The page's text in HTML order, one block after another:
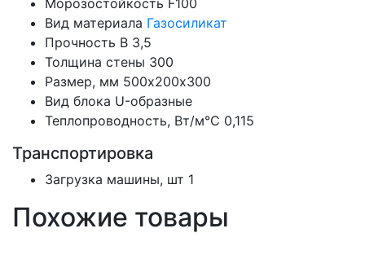
Вид материала Газосиликат
Прочность B 3,5
Толщина стены 300
Размер, мм 500х200х300
Вид блока U-образные
Теплопроводность, Вт/м°С 0,115
Транспортировка
Загрузка машины, шт 1
Похожие товары